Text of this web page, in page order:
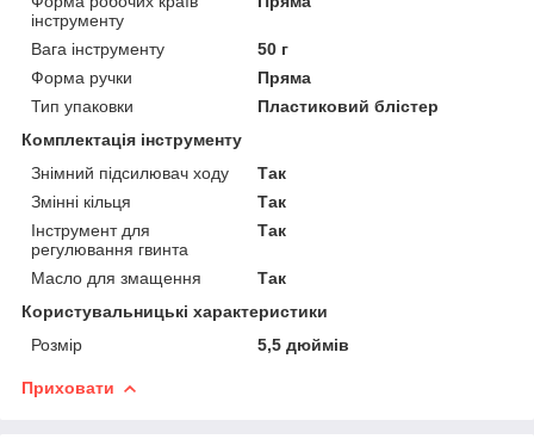
інструменту
Вага інструменту
50 г
Форма ручки
Пряма
Тип упаковки
Пластиковий блістер
Комплектація інструменту
Знімний підсилювач ходу
Так
Змінні кільця
Так
Інструмент для
регулювання гвинта
Так
Масло для змащення
Так
Користувальницькі характеристики
Розмір
5,5 дюймів
Приховати